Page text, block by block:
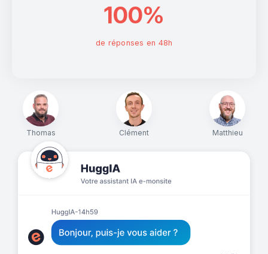
Thomas Clément Matthieu
100%
de réponses en 48h